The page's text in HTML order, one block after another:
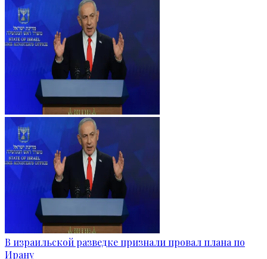
В израильской разведке признали провал плана по
Ирану